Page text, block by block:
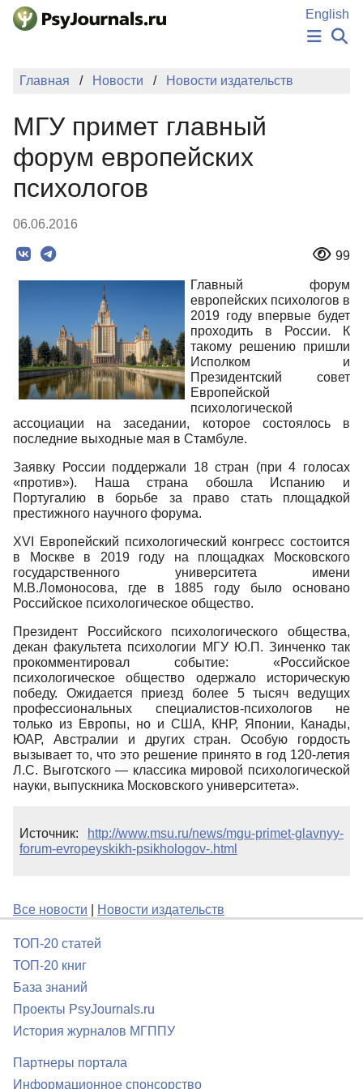
Перейти к основному содержанию
English
НОВОСТИ
ПОДАТЬ РУКОПИСЬ
БАЗА ЗНАНИЙ
КЛЮЧЕВЫЕ СЛОВА
Регистрация
Главная Новости Новости издательств
МГУ примет главный
форум европейских
психологов
06.06.2016
99
Главный форум
европейских психологов в
2019 году впервые будет
проходить в России. К
такому решению пришли
Исполком и
Президентский совет
Европейской
психологической
ассоциации на заседании, которое состоялось в
последние выходные мая в Стамбуле.
Заявку России поддержали 18 стран (при 4 голосах
«против»). Наша страна обошла Испанию и
Португалию в борьбе за право стать площадкой
престижного научного форума.
ХVI Европейский психологический конгресс состоится
в Москве в 2019 году на площадках Московского
государственного университета имени
М.В.Ломоносова, где в 1885 году было основано
Российское психологическое общество.
Президент Российского психологического общества,
декан факультета психологии МГУ Ю.П. Зинченко так
прокомментировал событие: «Российское
психологическое общество одержало историческую
победу. Ожидается приезд более 5 тысяч ведущих
профессиональных специалистов-психологов не
только из Европы, но и США, КНР, Японии, Канады,
ЮАР, Австралии и других стран. Особую гордость
вызывает то, что это решение принято в год 120-летия
Л.С. Выготского — классика мировой психологической
науки, выпускника Московского университета».
Источник:
http://www.msu.ru/news/mgu-primet-glavnyy-
forum-evropeyskikh-psikhologov-.html
Все новости Новости издательств
ТОП-20 статей
ТОП-20 книг
База знаний
Проекты PsyJournals.ru
История журналов МГППУ
Партнеры портала
Информационное спонсорство